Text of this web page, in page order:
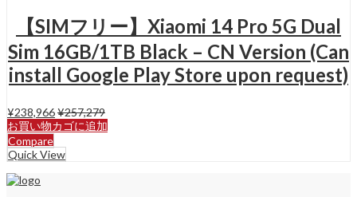
【SIMフリー】Xiaomi 14 Pro 5G Dual
Sim 16GB/1TB Black – CN Version (Can
install Google Play Store upon request)
¥238,966¥257,279
お買い物カゴに追加
Compare
Quick View